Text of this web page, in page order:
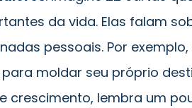
da vida. Elas falam
pessoais. Por exemplo,
moldar seu próprio
crescimento, lembra um